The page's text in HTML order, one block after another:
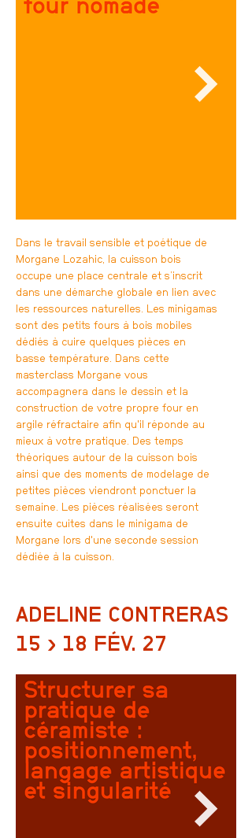
Dans le travail sensible et poétique de
Morgane Lozahic, la cuisson bois
occupe une place centrale et s’inscrit
dans une démarche globale en lien avec
les ressources naturelles. Les minigamas
sont des petits fours à bois mobiles
dédiés à cuire quelques pièces en
basse température. Dans cette
masterclass Morgane vous
accompagnera dans le dessin et la
construction de votre propre four en
argile réfractaire afin qu'il réponde au
mieux à votre pratique. Des temps
théoriques autour de la cuisson bois
ainsi que des moments de modelage de
petites pièces viendront ponctuer la
semaine. Les pièces réalisées seront
ensuite cuites dans le minigama de
Morgane lors d'une seconde session
dédiée à la cuisson.
ADELINE CONTRERAS
15 › 18 FÉV. 27